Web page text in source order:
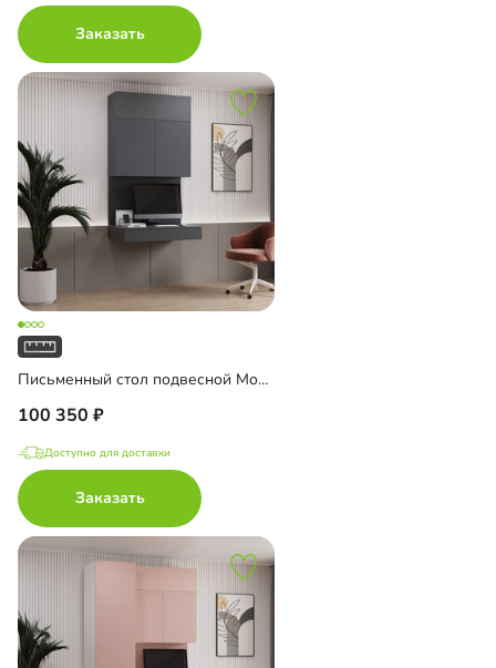
Заказать
Письменный стол подвесной Мобаро-9
100 350
Доступно для доставки
Заказать